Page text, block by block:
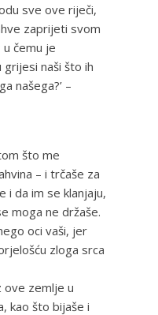
sve ove riječi,
zaprijeti svom
čemu je
grijesi naši što ih
našega?’ –
što me
– i trčaše za
i da im se klanjaju,
moga ne držaše.
oci vaši, jer
zloga srca
ove zemlje u
kao što bijaše i